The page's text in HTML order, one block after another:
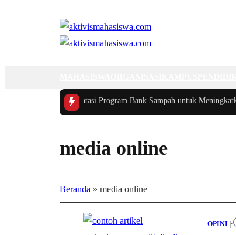
dan Implementasi Program Bank Sampah untuk Meningkatkan
media online
Beranda » media online
OPINI |•